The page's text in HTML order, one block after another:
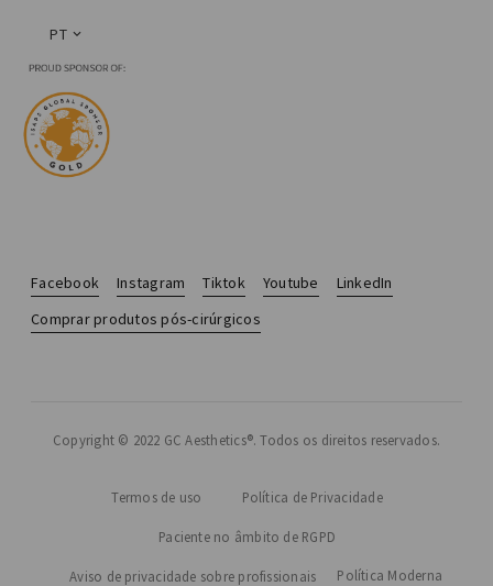
PT
Facebook Instagram Tiktok Youtube
LinkedIn
Comprar produtos pós-cirúrgicos
Copyright © 2022 GC Aesthetics®. Todos os direitos reservados.
Termos de uso Política de Privacidade
Paciente no âmbito de RGPD
Aviso de privacidade sobre profissionais Política Moderna